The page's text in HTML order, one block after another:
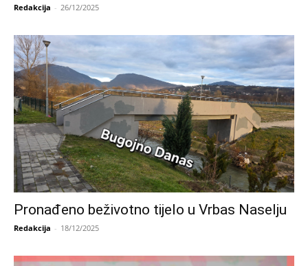
Redakcija - 26/12/2025
Pronađeno beživotno tijelo u Vrbas Naselju
Redakcija - 18/12/2025